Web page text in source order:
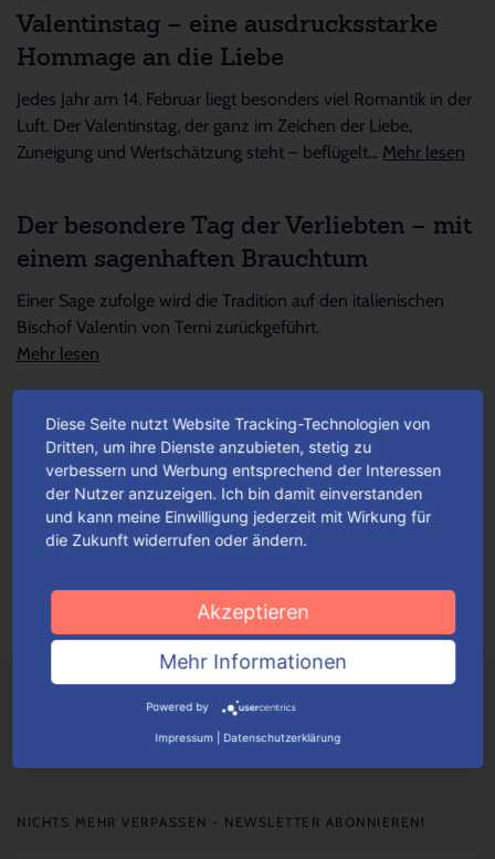
Valentinstag – eine ausdrucksstarke
Hommage an die Liebe
Jedes Jahr am 14. Februar liegt besonders viel Romantik in der
Luft. Der Valentinstag, der ganz im Zeichen der Liebe,
Zuneigung und Wertschätzung steht – beflügelt... Mehr lesen
Der besondere Tag der Verliebten – mit
einem sagenhaften Brauchtum
Einer Sage zufolge wird die Tradition auf den italienischen
Bischof Valentin von Terni zurückgeführt.
Mehr lesen
Unsere Valentinstaggeschenk-
Verpackungen – so facettenreich wie
die Liebe
Gerade am Valentinstag sorgen originelle Geschenk-Ideen für
den „Tag der offenen Herzen“, ganz gleich ob...Mehr lesen
NICHTS MEHR VERPASSEN - NEWSLETTER ABONNIEREN!
Diese Seite nutzt Website Tracking-Technologien von
Dritten, um ihre Dienste anzubieten, stetig zu
verbessern und Werbung entsprechend der Interessen
der Nutzer anzuzeigen. Ich bin damit einverstanden
und kann meine Einwilligung jederzeit mit Wirkung für
die Zukunft widerrufen oder ändern.
Akzeptieren
Mehr Informationen
Powered by
Impressum Datenschutzerklärung